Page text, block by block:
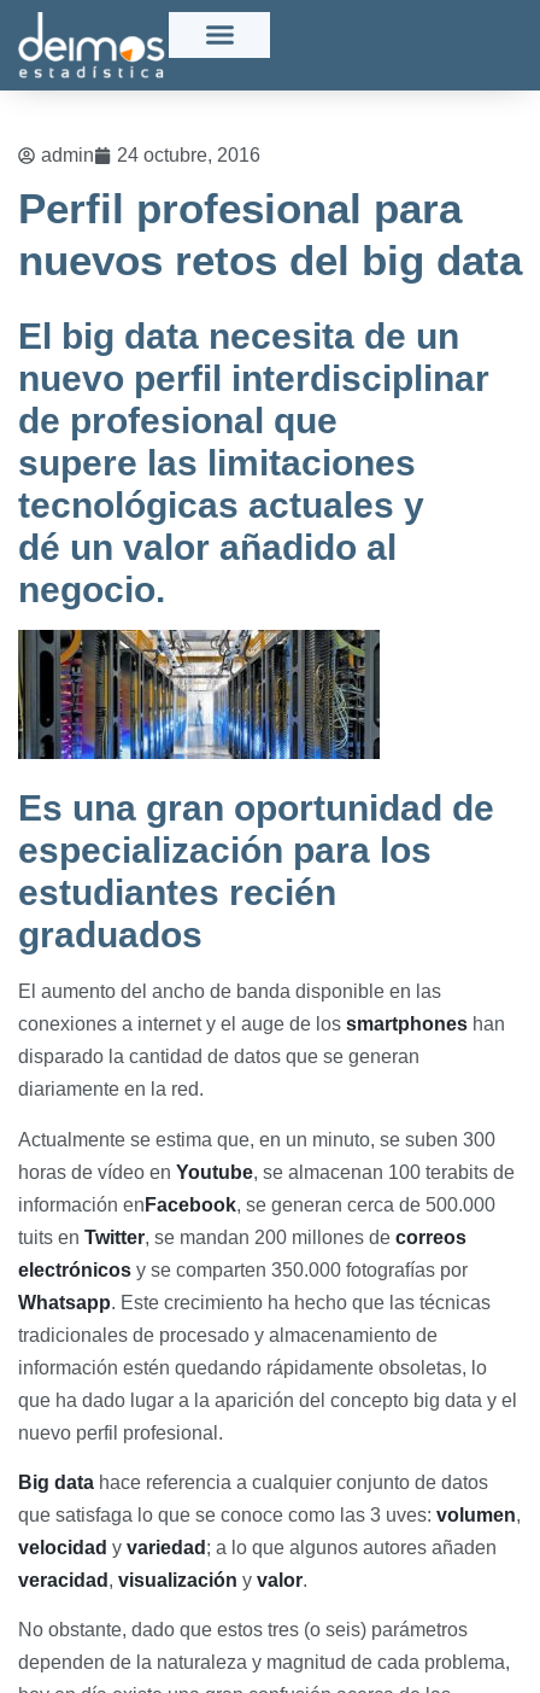
admin 24 octubre, 2016
Perfil profesional para
nuevos retos del big data
El big data necesita de un
nuevo perfil interdisciplinar
de profesional que
supere las limitaciones
tecnológicas actuales y
dé un valor añadido al
negocio.
Es una gran oportunidad de
especialización para los
estudiantes recién
graduados
El aumento del ancho de banda disponible en las
conexiones a internet y el auge de los smartphones han
disparado la cantidad de datos que se generan
diariamente en la red.
Actualmente se estima que, en un minuto, se suben 300
horas de vídeo en Youtube, se almacenan 100 terabits de
información en Facebook, se generan cerca de 500.000
tuits en Twitter, se mandan 200 millones de correos
electrónicos y se comparten 350.000 fotografías por
Whatsapp. Este crecimiento ha hecho que las técnicas
tradicionales de procesado y almacenamiento de
información estén quedando rápidamente obsoletas, lo
que ha dado lugar a la aparición del concepto big data y el
nuevo perfil profesional.
Big data hace referencia a cualquier conjunto de datos
que satisfaga lo que se conoce como las 3 uves: volumen,
velocidad y variedad ; a lo que algunos autores añaden
veracidad , visualización y valor.
No obstante, dado que estos tres (o seis) parámetros
dependen de la naturaleza y magnitud de cada problema,